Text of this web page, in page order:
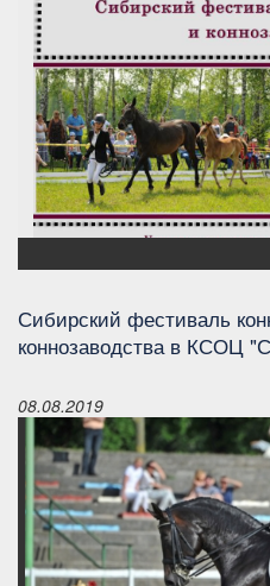
Сибирский фестиваль
коннозаводства в КСОЦ
08.08.2019